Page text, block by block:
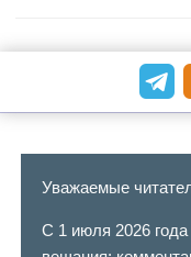
Уважаемые
С 1 июля 2026